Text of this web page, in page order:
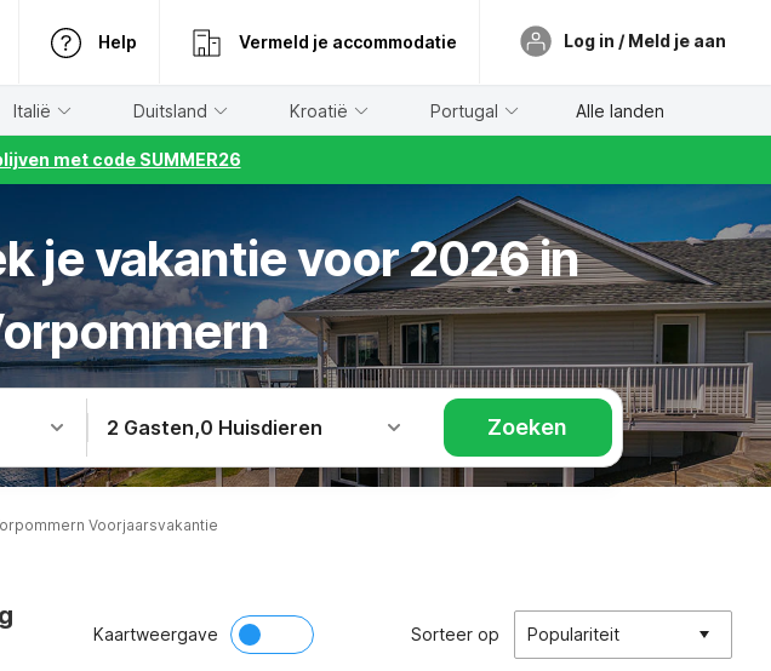
Help Vermeld je accommodatie Log in / Meld je aan
Italië Duitsland Kroatië Portugal Alle landen
met code SUMMER26
je vakantie voor 2026 in
2 Gasten,0 Huisdieren Zoeken
Voorjaarsvakantie
Kaartweergave Sorteer op Populariteit